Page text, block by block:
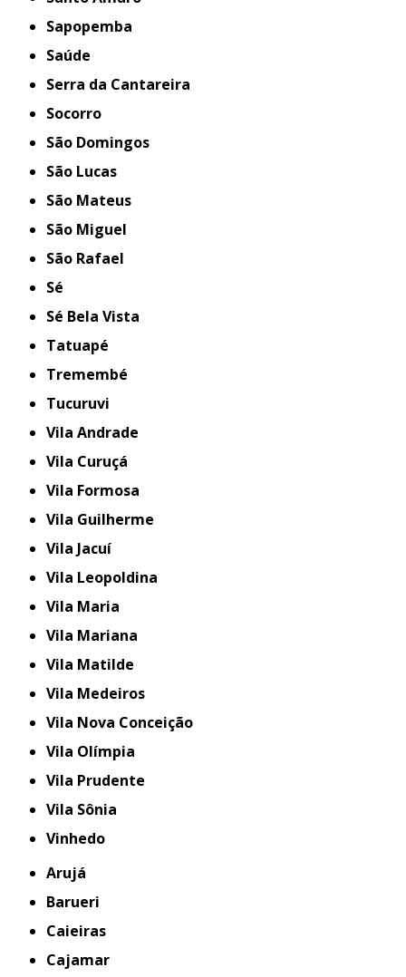
Sapopemba
Saúde
Serra da Cantareira
Socorro
São Domingos
São Lucas
São Mateus
São Miguel
São Rafael
Sé
Sé Bela Vista
Tatuapé
Tremembé
Tucuruvi
Vila Andrade
Vila Curuçá
Vila Formosa
Vila Guilherme
Vila Jacuí
Vila Leopoldina
Vila Maria
Vila Mariana
Vila Matilde
Vila Medeiros
Vila Nova Conceição
Vila Olímpia
Vila Prudente
Vila Sônia
Vinhedo
Arujá
Barueri
Caieiras
Cajamar